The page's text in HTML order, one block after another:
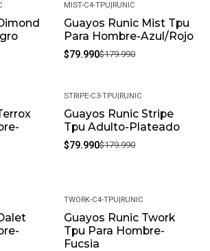
-56%
MIST-C4-TPU RUNIC
Guayos Runic Mist Tpu
Para Hombre-Azul/Rojo
$79.990$179.990
-56%
STRIPE-C3-TPU|RUNIC
Guayos Runic Stripe
Tpu Adulto-Plateado
$79.990$179.990
-56%
TWORK-C4-TPU|RUNIC
Guayos Runic Twork
Tpu Para Hombre-
Fucsia